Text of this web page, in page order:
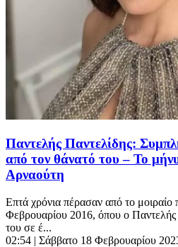
Παντελής Παντελίδης:
από τον θάνατό του – Το
Αρναούτη
Επτά χρόνια πέρασαν από το μοιραίο
Φεβρουαρίου 2016, όπου ο Παντελής
του σε έ...
02:54 | Σάββατο 18 Φεβρουαρίου